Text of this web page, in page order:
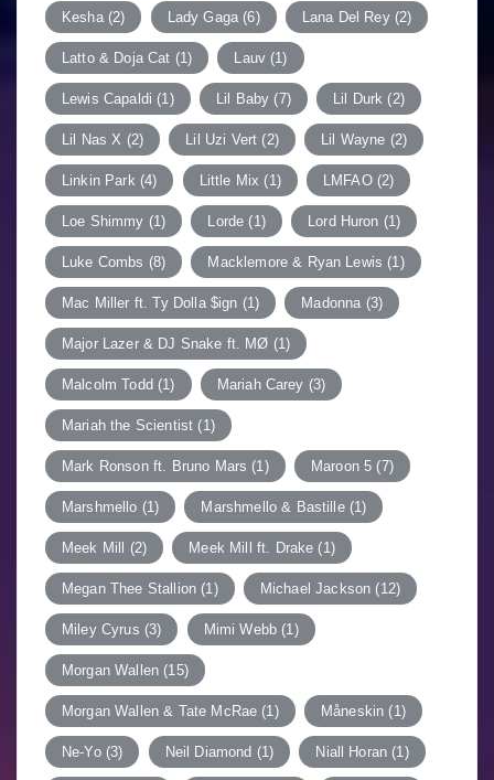
Kesha(2) Lady Gaga (6) Lana Del Rey(2)
Latto & Doja Cat (1) Lauv (1)
Lewis Capaldi (1) Lil Baby (7) Lil Durk (2)
Lil Nas X (2) Lil Uzi Vert (2) Lil Wayne (2)
Linkin Park (4) Little Mix (1) LMFAO(2)
Loe Shimmy (1) Lorde (1) Lord Huron (1)
Luke Combs (8) Macklemore & Ryan Lewis (1)
Mac Miller ft. Ty Dolla $ign (1) Madonna (3)
Major Lazer & DJ Snake ft. MØ (1)
Malcolm Todd (1) Mariah Carey (3)
Mariah the Scientist (1)
Mark Ronson ft. Bruno Mars (1) Maroon 5 (7)
Marshmello (1) Marshmello & Bastille(1)
Meek Mill (2) Meek Mill ft. Drake (1)
Megan Thee Stallion (1) Michael Jackson (12)
Miley Cyrus (3) Mimi Webb (1)
Morgan Wallen (15)
Morgan Wallen & Tate McRae (1) Måneskin (1)
Ne-Yo(3) Neil Diamond (1) Niall Horan (1)